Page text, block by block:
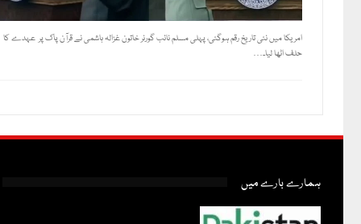
امریکا میں نئی تاریخ رقم ہوگئی، پہلی مسلم نائب گورنر خاتون غزالہ ہاشمی نے قرآن پاک پر عہدے کا
حلف اٹھا لیا۔…
ہمارے بارے میں